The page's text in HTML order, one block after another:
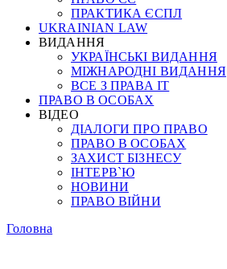
ПРАКТИКА ЄСПЛ
UKRAINIAN LAW
ВИДАННЯ
УКРАЇНСЬКІ ВИДАННЯ
МІЖНАРОДНІ ВИДАННЯ
ВСЕ З ПРАВА ІТ
ПРАВО В ОСОБАХ
ВІДЕО
ДІАЛОГИ ПРО ПРАВО
ПРАВО В ОСОБАХ
ЗАХИСТ БІЗНЕСУ
ІНТЕРВ`Ю
НОВИНИ
ПРАВО ВІЙНИ
Головна